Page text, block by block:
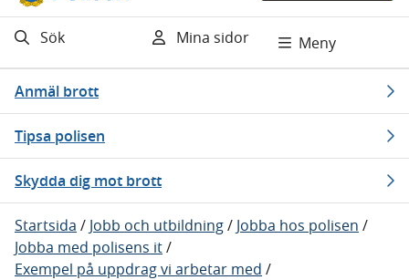
Sök Mina sidor Meny
Anmäl brott
Tipsa polisen
Skydda dig mot brott
Startsida / Jobb och utbildning/ Jobba hos polisen /
Jobba med polisens it/
Exempel på uppdrag vi arbetar med /